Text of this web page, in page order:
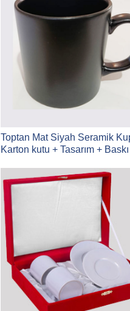
Toptan Mat Siyah Seramik
Karton kutu + Tasarım + Baskı